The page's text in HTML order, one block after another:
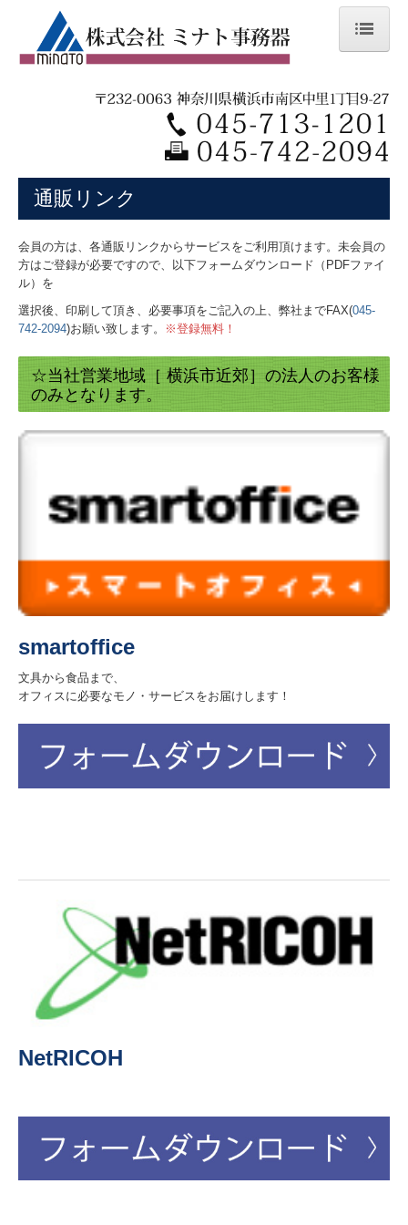
複合機/印刷機/プリンター
スチール家具
文具・事務用品
防災用品/ノベルティ/その他
電子カタログ集
おすすめ商品
導入事例
個人情報保護方針
通販リンク
会員の方は、各通販リンクからサービスをご利用頂けます。未会員の
方はご登録が必要ですので、以下フォームダウンロード（PDFファイ
ル）を
選択後、印刷して頂き、必要事項をご記入の上、弊社までFAX(045-
742-2094)お願い致します。 ※登録無料！
☆当社営業地域［ 横浜市近郊］の法人のお客様
のみとなります。
smartoffice
文具から食品まで、
オフィスに必要なモノ・サービスをお届けします！
NetRICOH